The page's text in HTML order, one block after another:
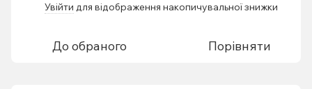
Увійти для відображення накопичувальної знижки
До обраного Порівняти